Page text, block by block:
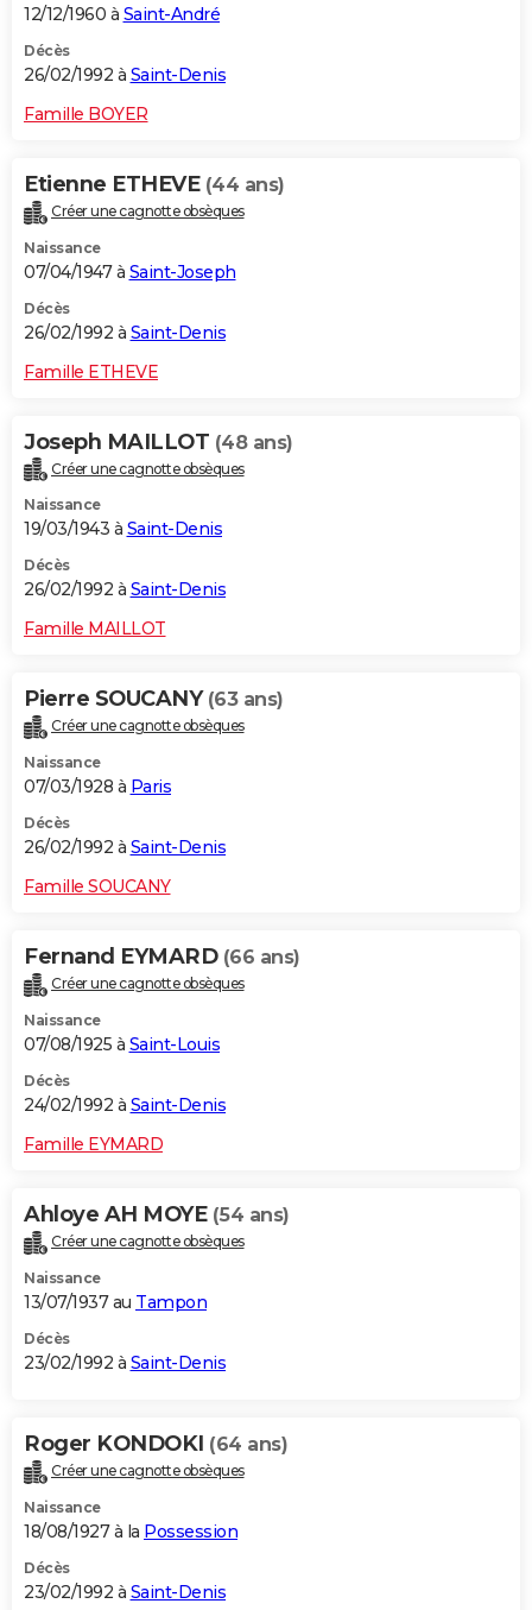
12/12/1960 à Saint-André
Décès
26/02/1992 à Saint-Denis
Famille BOYER
Etienne ETHEVE (44 ans)
Créer une cagnotte obsèques
Naissance
07/04/1947 à Saint-Joseph
Décès
26/02/1992 à Saint-Denis
Famille ETHEVE
Joseph MAILLOT (48 ans)
Créer une cagnotte obsèques
Naissance
19/03/1943 à Saint-Denis
Décès
26/02/1992 à Saint-Denis
Famille MAILLOT
Pierre SOUCANY (63 ans)
Créer une cagnotte obsèques
Naissance
07/03/1928 à Paris
Décès
26/02/1992 à Saint-Denis
Famille SOUCANY
Fernand EYMARD (66 ans)
Créer une cagnotte obsèques
Naissance
07/08/1925 à Saint-Louis
Décès
24/02/1992 à Saint-Denis
Famille EYMARD
Ahloye AH MOYE (54 ans)
Créer une cagnotte obsèques
Naissance
13/07/1937 au Tampon
Décès
23/02/1992 à Saint-Denis
Roger KONDOKI (64 ans)
Créer une cagnotte obsèques
Naissance
18/08/1927 à la Possession
Décès
23/02/1992 à Saint-Denis